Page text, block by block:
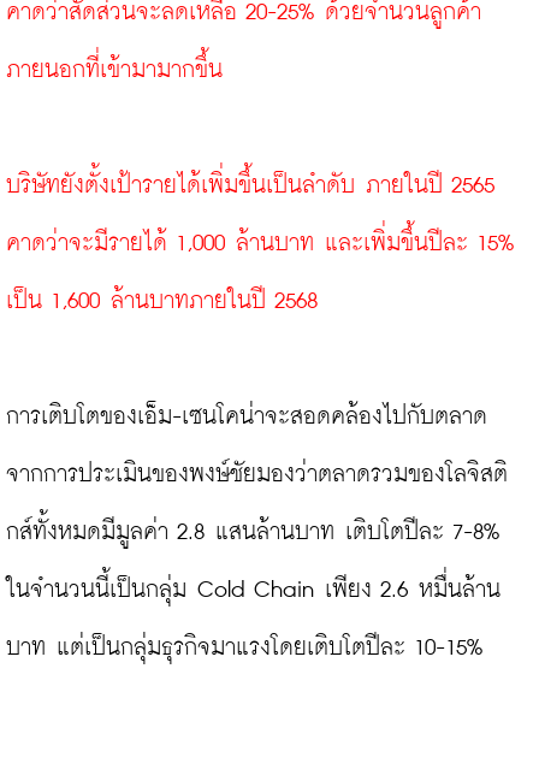
คาดว่าสัดส่วนจะลดเหลือ 20-25% ด้วยจำนวนลูกค้า
ภายนอกที่เข้ามามากขึ้น
บริษัทยังตั้งเป้ารายได้เพิ่มขึ้นเป็นลำดับ ภายในปี 2565
คาดว่าจะมีรายได้ 1,000 ล้านบาท และเพิ่มขึ้นปีละ 15%
เป็น 1,600 ล้านบาทภายในปี 2568
การเติบโตของเอ็ม-เซนโคน่าจะสอดคล้องไปกับตลาด
จากการประเมินของพงษ์ชัยมองว่าตลาดรวมของโลจิสติ
กส์ทั้งหมดมีมูลค่า 2.8 แสนล้านบาท เติบโตปีละ 7-8%
ในจำนวนนี้เป็นกลุ่ม Cold Chain เพียง 2.6 หมื่นล้าน
บาท แต่เป็นกลุ่มธุรกิจมาแรงโดยเติบโตปีละ 10-15%